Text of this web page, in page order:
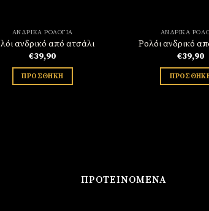
ΑΝΔΡΙΚΆ ΡΟΛΌΓΙΑ
ανδρικό από ατσάλι
€39,90
ΠΡΟΣΘΉΚΗ
ΑΝΔΡΙΚΆ
Ρολόι ανδρικό
€39,90
ΠΡΟΤΕΙΝΌΜΕΝΑ